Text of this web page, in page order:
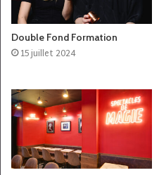
Double Fond Formation
15 juillet 2024